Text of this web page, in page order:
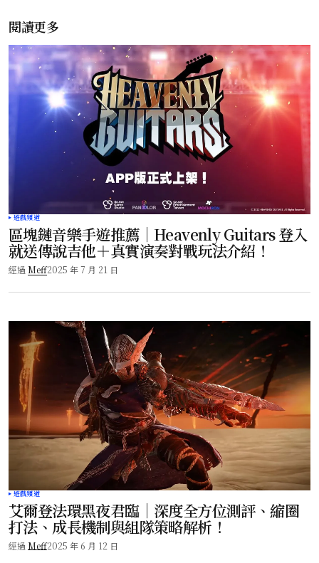
閱讀更多
遊戲頻道
區塊鏈音樂手遊推薦｜Heavenly Guitars 登入
就送傳說吉他＋真實演奏對戰玩法介紹！
經過 Meff2025 年 7 月 21 日
遊戲頻道
艾爾登法環黑夜君臨｜深度全方位測評、縮圈
打法、成長機制與組隊策略解析！
經過 Meff2025 年 6 月 12 日